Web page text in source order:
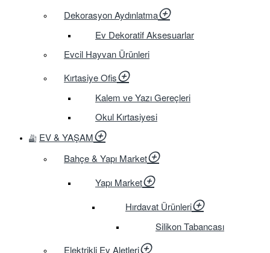
Dekorasyon Aydınlatma
Ev Dekoratif Aksesuarlar
Evcil Hayvan Ürünleri
Kırtasiye Ofis
Kalem ve Yazı Gereçleri
Okul Kırtasiyesi
EV & YAŞAM
Bahçe & Yapı Market
Yapı Market
Hırdavat Ürünleri
Silikon Tabancası
Elektrikli Ev Aletleri